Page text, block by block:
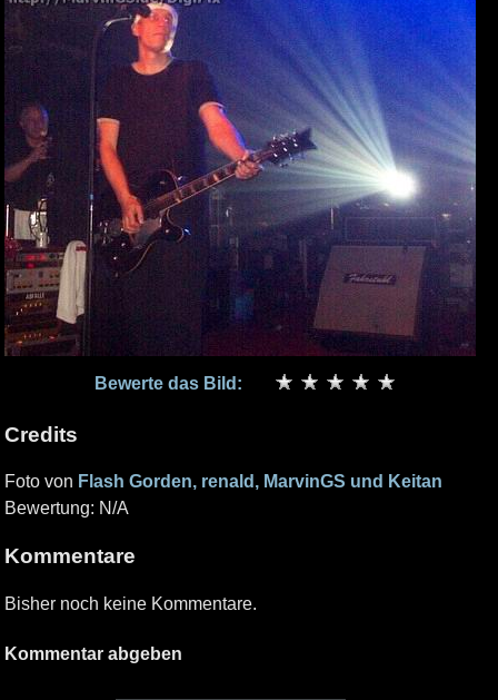
Bewerte das Bild:
Credits
Foto von Flash Gorden, renald, MarvinGS und Keitan
Bewertung: N/A
Kommentare
Bisher noch keine Kommentare.
Kommentar abgeben